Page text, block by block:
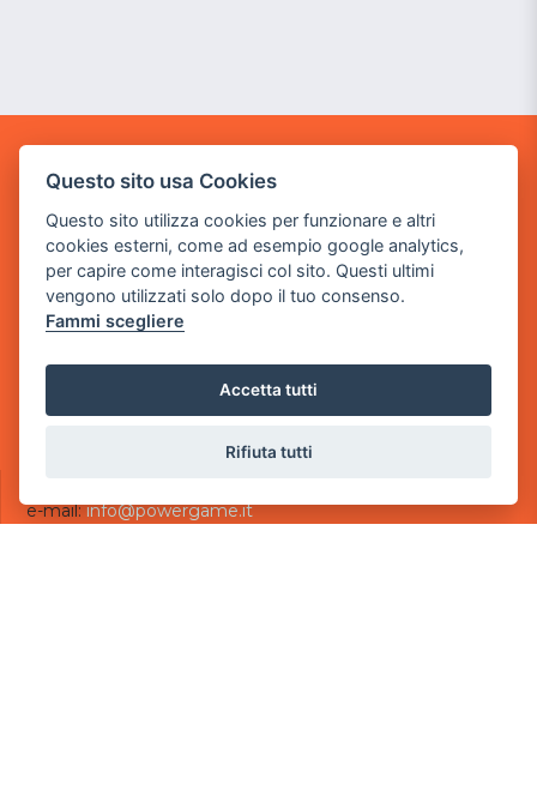
GAME WARP
BY POWER GAME SRL
Sede Legale
via Villaggio dei Platani, 3
- 25014 Castenedolo, Brescia
via Industriale, 2 - 25082 Botticino, BS
Partita iva 03308130982
e-mail:info@powergame.it
Questo sito usa Cookies
Questo sito utilizza cookies per funzionare e altri
cookies esterni, come ad esempio google analytics,
per capire come interagisci col sito. Questi ultimi
vengono utilizzati solo dopo il tuo consenso.
Fammi scegliere
Accetta tutti
Rifiuta tutti